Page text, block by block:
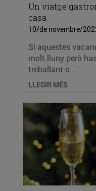
Un viatge
casa
10/de novembre/
Si aquestes
molt lluny però
treballant o...
LLEGIR MÉS